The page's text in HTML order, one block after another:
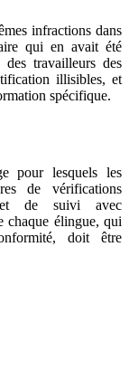
infractions dans
qui en avait été
travailleurs des
illisibles, et
spécifique.
pour lesquels les
de vérifications
et de suivi avec
chaque élingue, qui
doit être